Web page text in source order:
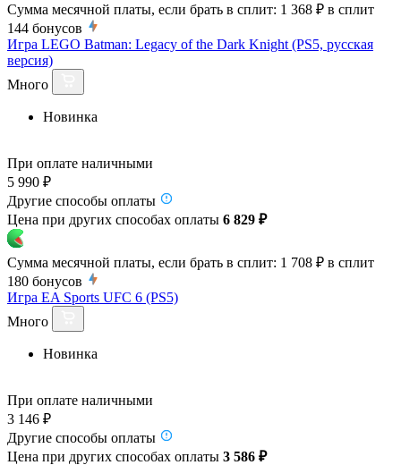
Сумма месячной платы, если брать в сплит: 1 368 ₽ в сплит
144 бонусов
Игра LEGO Batman: Legacy of the Dark Knight (PS5, русская
версия)
Много
Новинка
При оплате наличными
5 990 ₽
Другие способы оплаты
Цена при других способах оплаты 6 829 ₽
Сумма месячной платы, если брать в сплит: 1 708 ₽ в сплит
180 бонусов
Игра EA Sports UFC 6 (PS5)
Много
Новинка
При оплате наличными
3 146 ₽
Другие способы оплаты
Цена при других способах оплаты 3 586 ₽